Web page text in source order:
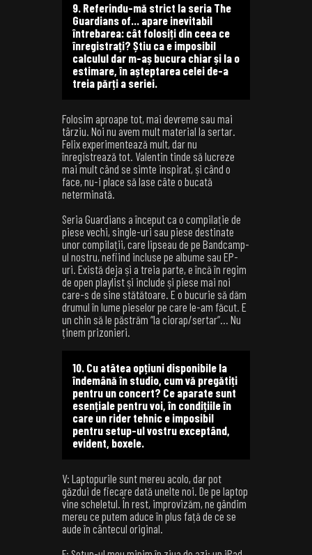
9. Referindu-mă strict la seria The
Guardians of… apare inevitabil
întrebarea: cât folosiți din ceea ce
înregistrați? Știu ca e imposibil
calculul dar m-aș bucura chiar și la o
estimare, în așteptarea celei de-a
treia părți a seriei.
Folosim aproape tot, mai devreme sau mai
târziu. Noi nu avem mult material la sertar.
Felix experimentează mult, dar nu
înregistrează tot. Valentin tinde să lucreze
mai mult când se simte inspirat, și când o
face, nu-i place să lase câte o bucată
neterminată.
Seria Guardians a început ca o compilație de
piese vechi, single-uri sau piese destinate
unor compilații, care lipseau de pe Bandcamp-
ul nostru, nefiind incluse pe albume sau EP-
uri. Există deja și a treia parte, e încă în regim
de open playlist și include și piese mai noi
care-s de sine stătătoare. E o bucurie să dăm
drumul în lume pieselor pe care le-am făcut. E
un chin să le păstrăm “la ciorap/sertar”… Nu
ținem prizonieri.
10. Cu atâtea opțiuni disponibile la
îndemână în studio, cum vă pregătiți
pentru un concert? Ce aparate sunt
esențiale pentru voi, în condițiile în
care un rider tehnic e imposibil
pentru setup-ul vostru exceptând,
evident, boxele.
V: Laptopurile sunt mereu acolo, dar pot
găzdui de fiecare dată unelte noi. De pe laptop
vine scheletul. În rest, improvizăm, ne gândim
mereu ce putem aduce în plus față de ce se
aude în cântecul original.